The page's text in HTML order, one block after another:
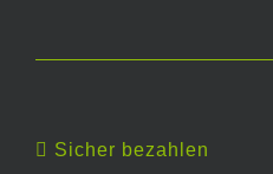
Sicher bezahlen